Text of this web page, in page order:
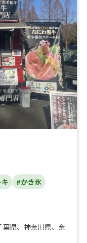
#かき氷
葉県、 神奈川県、 奈